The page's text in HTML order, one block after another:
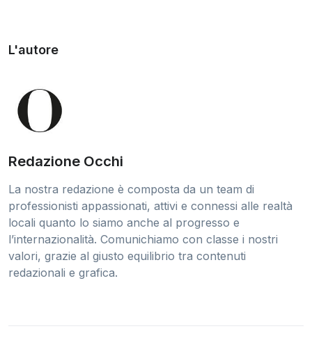
L'autore
Redazione Occhi
La nostra redazione è composta da un team di
professionisti appassionati, attivi e connessi alle realtà
locali quanto lo siamo anche al progresso e
l’internazionalità. Comunichiamo con classe i nostri
valori, grazie al giusto equilibrio tra contenuti
redazionali e grafica.